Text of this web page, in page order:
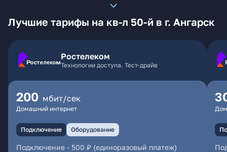
Лучшие тарифы на кв-л 50-й в г. Ангарск
Ростелеком
Технологии доступа. Тест-драйв
200 мбит/сек
Домашний интернет
Подключение Оборудование
Подключение - 500 ₽ (единоразовый платеж)